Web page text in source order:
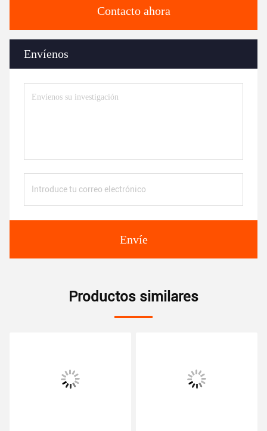
Contacto ahora
Envíenos
Envíe
Productos similares